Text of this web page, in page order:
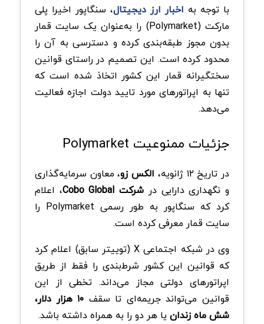
با توجه به اخبار ارز دیجیتال، سنگاپور اخیرا پلی
مارکت (Polymarket) را به‌عنوان یک سایت قمار
بدون مجوز طبقه‌بندی کرده و دسترسی به آن را
محدود کرده است. این تصمیم در راستای قوانین
سختگیرانه قمار این کشور اتخاذ شده است که
تنها به اپراتورهای مورد تایید دولت اجازه فعالیت
می‌دهد.
جزئیات ممنوعیت Polymarket
در تاریخ ۱۲ ژانویه، الکس زو، معاون سرمایه‌گذاری
و نگهداری دارایی در شرکت Cobo Global
، اعلام
کرد که سنگاپور به طور رسمی Polymarket را
سایت قمار معرفی کرده است.
وی در شبکه اجتماعی X (توییتر سابق) اعلام کرد
که قوانین این کشور شرط‌بندی را فقط از طریق
اپراتورهای دولتی مجاز می‌داند. تخطی از این
قوانین می‌تواند جریمه‌ای تا سقف ۱۰ هزار دلار،
شش ماه زندان یا هر دو را به همراه داشته باشد.